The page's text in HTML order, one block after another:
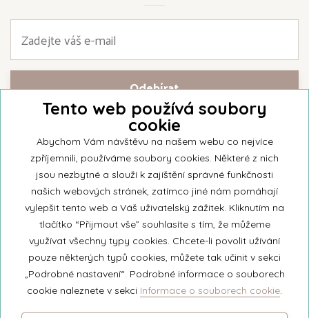
Přihlašte se k našemu newsletteru a buďte jako první informováni o
nejnovějších kolekcích svíček a aktualitách z rodinné firmy Unipar.
© 2026 Unipar
+420 571 651 531
eshop@unipar.cz
Tento web používá soubory
cookie
Abychom Vám návštěvu na našem webu co nejvíce
zpříjemnili, používáme soubory cookies. Některé z nich
jsou nezbytné a slouží k zajíštění správné funkčnosti
našich webových stránek, zatímco jiné nám pomáhají
vylepšit tento web a Váš uživatelský zážitek. Kliknutím na
tlačítko “Přijmout vše” souhlasíte s tím, že můžeme
využívat všechny typy cookies. Chcete-li povolit užívání
pouze některých typů cookies, můžete tak učinit v sekci
„Podrobné nastavení“. Podrobné informace o souborech
cookie naleznete v sekci Informace o souborech cookie.